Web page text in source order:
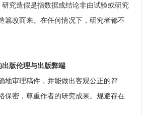
研究造假是指数据或结论非由试验或研究
篡改而来。在任何情况下，研究者都不
版伦理与出版弊端
审理稿件，并能做出客观公正的评
保密，尊重作者的研究成果。规避存在